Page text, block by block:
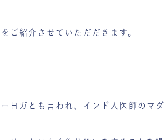
ご紹介させていただだきます。
ヨガとも言われ、インド人医師のマ